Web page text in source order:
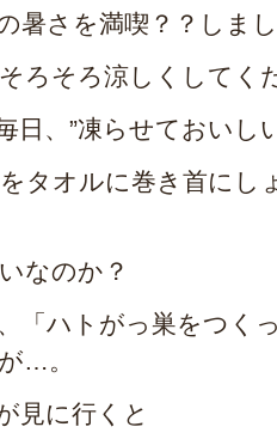
暑さを満喫？？しま
ろそろ涼しくしてく
日、”凍らせておいし
タオルに巻き首にし
なのか？
「ハトがっ巣をつく
…。
見に行くと